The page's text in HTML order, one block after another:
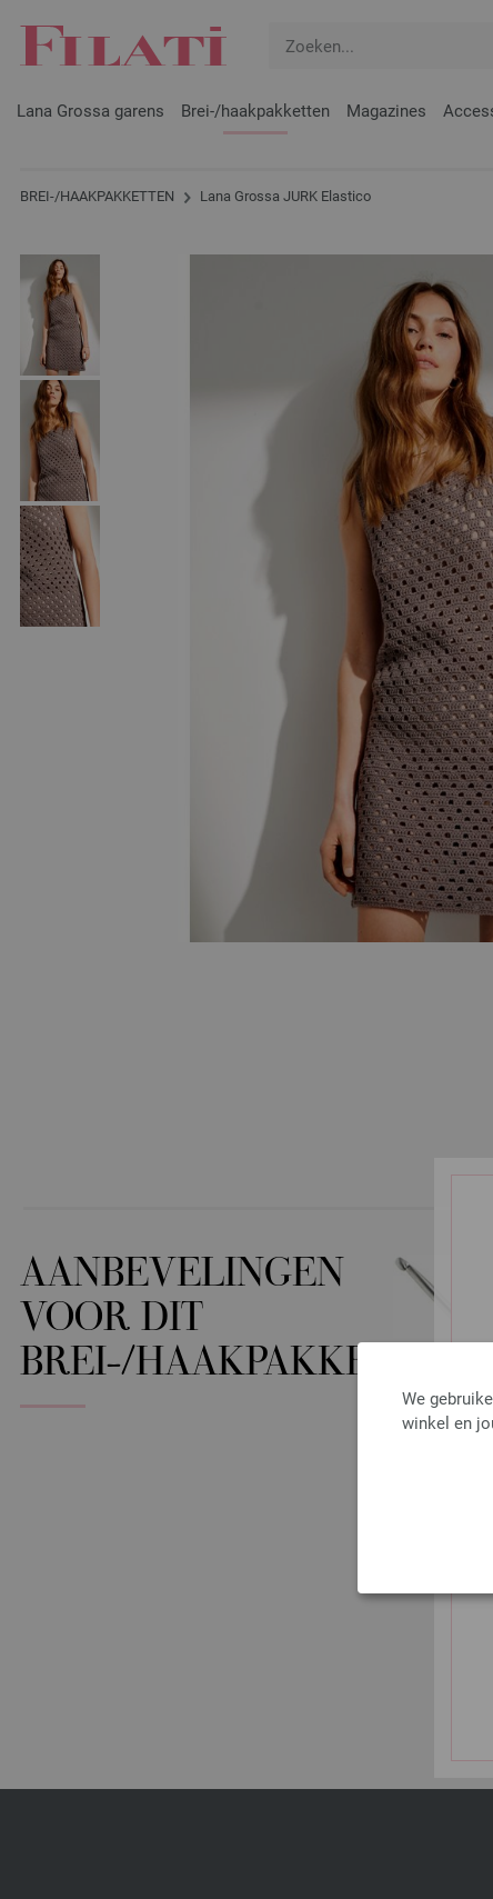
We
winkel en
Lana Grossa garens Brei-/haakpakketten Magazines
BREI-/HAAKPAKKETTEN Lana Grossa JURK Elastico
AANBEVELINGEN
VOOR DIT
BREI-/HAAKPAKKET